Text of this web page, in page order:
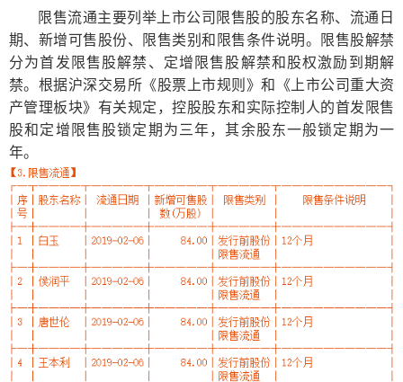
限售流通主要列举上市公司限售股的股东名称、流通日
期、新增可售股份、限售类别和限售条件说明。限售股解禁
分为首发限售股解禁、定增限售股解禁和股权激励到期解
禁。根据沪深交易所《股票上市规则》和《上市公司重大资
产管理板块》有关规定，控股股东和实际控制人的首发限售
股和定增限售股锁定期为三年，其余股东一般锁定期为一
年。